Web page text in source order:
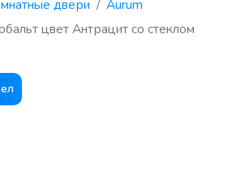
двери
Aurum
цвет Антрацит со стеклом